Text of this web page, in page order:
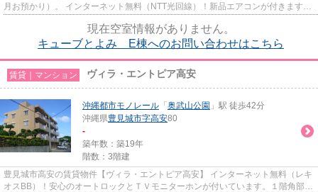
月お預かり）。 インターネット無料（NTT光回線）！新品エアコンが付きます！
現在空室情報がありません。
キューブとよみ E棟へのお問い合わせはこちら
賃貸｜マンション ヴィラ・エントピア高安
沖縄都市モノレール 「 奥武山公園 」駅 徒歩42分
沖縄県豊見城市字高安80
-
築年数：築19年
階数：3階建
豊見城市高安の賃貸物件【ヴィラ・エントピア高安】 インターネット無料（レキ
オスBB）！安心のオートロックとＴＶモニターホンが付いています。１階角部